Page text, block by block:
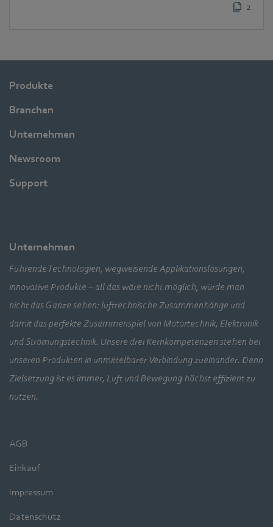
2
Produkte
Branchen
Unternehmen
Newsroom
Support
Unternehmen
Führende Technologien, wegweisende Applikationslösungen,
innovative Produkte – all das wäre nicht möglich, würde man
nicht das Ganze sehen: lufttechnische Zusammenhänge und
damit das perfekte Zusammenspiel von Motortechnik, Elektronik
und Strömungstechnik. Unsere drei Kernkompetenzen stehen bei
unseren Produkten in unmittelbarer Verbindung zueinander. Denn
Zielsetzung ist es immer, Luft und Bewegung höchst effizient zu
nutzen.
AGB
Einkauf
Impressum
Datenschutz